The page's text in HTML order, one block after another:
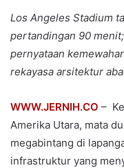
Los Angeles Stadium
pertandingan 90
pernyataan
rekayasa arsitektur
WWW.JERNIH.CO –
Amerika Utara, mata
megabintang di
infrastruktur yang